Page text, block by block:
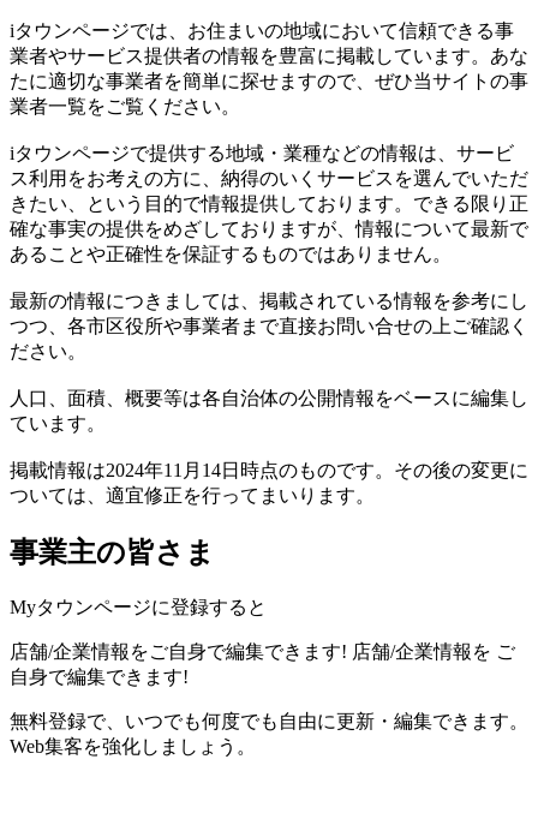
iタウンページでは、お住まいの地域において信頼できる事
業者やサービス提供者の情報を豊富に掲載しています。あな
たに適切な事業者を簡単に探せますので、ぜひ当サイトの事
業者一覧をご覧ください。
iタウンページで提供する地域・業種などの情報は、サービ
ス利用をお考えの方に、納得のいくサービスを選んでいただ
きたい、という目的で情報提供しております。できる限り正
確な事実の提供をめざしておりますが、情報について最新で
あることや正確性を保証するものではありません。
最新の情報につきましては、掲載されている情報を参考にし
つつ、各市区役所や事業者まで直接お問い合せの上ご確認く
ださい。
人口、面積、概要等は各自治体の公開情報をベースに編集し
ています。
掲載情報は2024年11月14日時点のものです。その後の変更に
ついては、適宜修正を行ってまいります。
事業主の皆さま
Myタウンページに登録すると
店舗/企業情報をご自身で編集できます! 店舗/企業情報を ご
自身で編集できます!
無料登録で、いつでも何度でも自由に更新・編集できます。
Web集客を強化しましょう。